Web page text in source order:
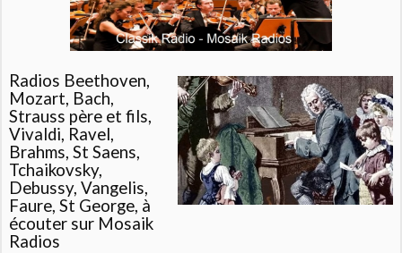
Radios Beethoven,
Mozart, Bach,
Strauss père et fils,
Vivaldi, Ravel,
Brahms, St Saens,
Tchaikovsky,
Debussy, Vangelis,
Faure, St George, à
écouter sur Mosaik
Radios